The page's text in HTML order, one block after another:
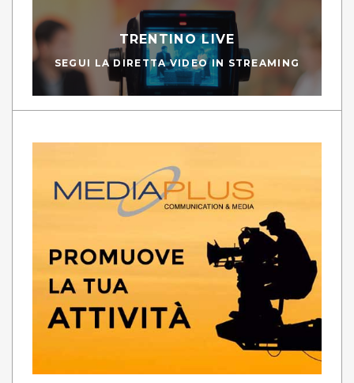
TRENTINO LIVE
SEGUI LA DIRETTA VIDEO IN STREAMING